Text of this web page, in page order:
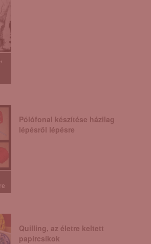
Pólófonal készítése házilag
lépésről lépésre
Quilling, az életre keltett
papírcsíkok